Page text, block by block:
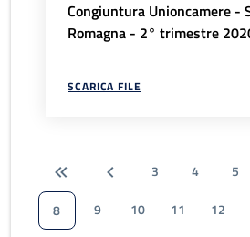
Congiuntura Unioncamere -
Romagna - 2° trimestre
SCARICA FILE
3 4 5
8
9 10 11 12